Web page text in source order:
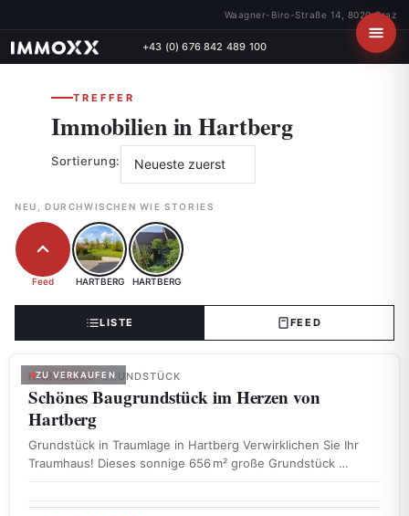
Waagner-Biro-Straße 14, 8020 Graz
+43 (0) 676 842 489 100
TREFFER
Immobilien in Hartberg
Sortierung:
NEU, DURCHWISCHEN WIE STORIES
Feed HARTBERG HARTBERG
LISTE FEED
ZU VERKAUFEN
HARTBERG· GRUNDSTÜCK
Schönes Baugrundstück im Herzen von
Hartberg
Grundstück in Traumlage in Hartberg Verwirklichen Sie Ihr
Traumhaus! Dieses sonnige 656 m² große Grundstück …